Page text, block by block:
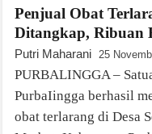
Penjual Obat
Ditangkap, Ribuan
Putri Maharani 25
PURBALINGGA –
PurbaIingga berhasil
obat terlarang di Desa